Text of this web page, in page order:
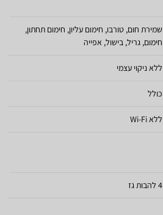
שמירת חום, טורבו, חימום עליון, חימום תחתון,
חימום, גריל, בישול, אפייה
ללא ניקוי עצמי
כולל
ללא Wi-Fi
4 להבות גז